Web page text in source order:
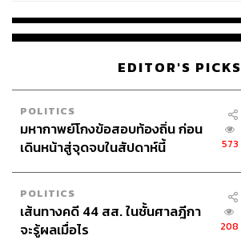
EDITOR'S PICKS
POLITICS
มหากาพย์โกงข้อสอบท้องถิ่น ก่อน
เดินหน้าสู่จุดจบในสัปดาห์นี้
573
POLITICS
เส้นทางคดี 44 สส. ในชั้นศาลฎีกา
จะรู้ผลเมื่อไร
208